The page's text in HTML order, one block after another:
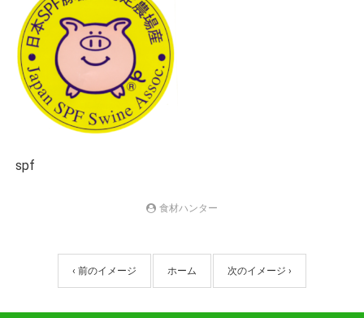
spf
食材ハンター
‹ 前のイメージ ホーム 次のイメージ ›